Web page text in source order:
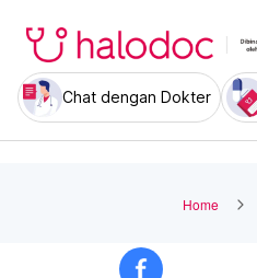
Chat dengan Dokter
Home